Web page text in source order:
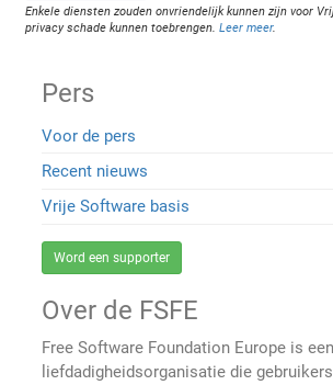
Enkele diensten zouden onvriendelijk kunnen zijn voor
privacy schade kunnen toebrengen.Leer meer.
Pers
Voor de pers
Recent nieuws
Vrije Software basis
Word een supporter
Over de FSFE
Free Software Foundation Europe is een
liefdadigheidsorganisatie die